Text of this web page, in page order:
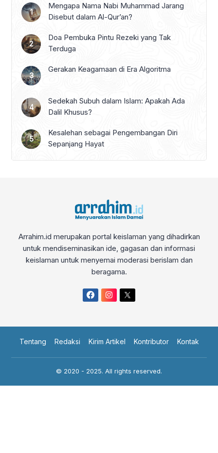
Mengapa Nama Nabi Muhammad Jarang
Disebut dalam Al-Qur’an?
Doa Pembuka Pintu Rezeki yang Tak
Terduga
Gerakan Keagamaan di Era Algoritma
Sedekah Subuh dalam Islam: Apakah Ada
Dalil Khusus?
Kesalehan sebagai Pengembangan Diri
Sepanjang Hayat
Arrahim.id merupakan portal keislaman yang dihadirkan
untuk mendiseminasikan ide, gagasan dan informasi
keislaman untuk menyemai moderasi berislam dan
beragama.
Tentang Redaksi Kirim Artikel Kontributor Kontak
© 2020 - 2025. All rights reserved.